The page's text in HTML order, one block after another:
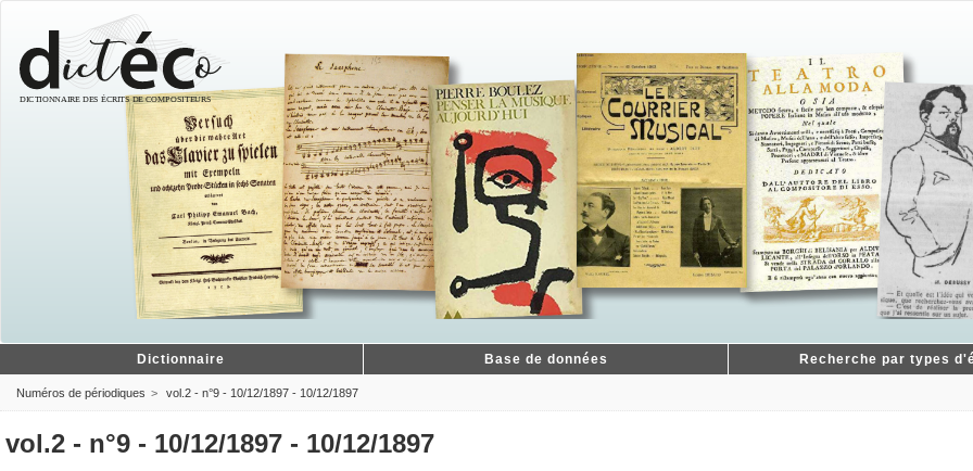
Dictionnaire Base de données Recherche par types
Numéros de périodiques vol.2 - n°9 - 10/12/1897 - 10/12/1897
vol.2 - n°9 - 10/12/1897 - 10/12/1897